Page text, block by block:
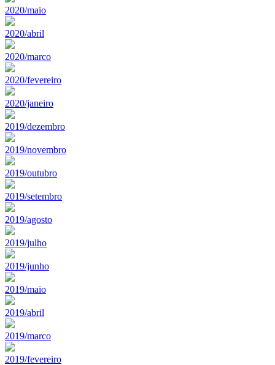
2020/maio
2020/abril
2020/marco
2020/fevereiro
2020/janeiro
2019/dezembro
2019/novembro
2019/outubro
2019/setembro
2019/agosto
2019/julho
2019/junho
2019/maio
2019/abril
2019/marco
2019/fevereiro